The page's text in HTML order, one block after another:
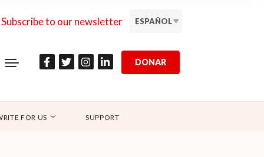
Subscribe to our newsletter ESPAÑOL
DONAR
FOR US SUPPORT